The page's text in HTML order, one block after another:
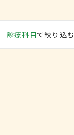
診療科目で絞り込む